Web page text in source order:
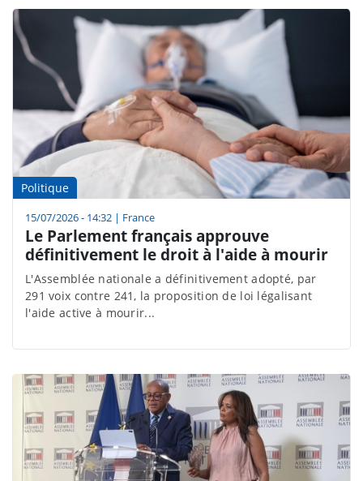
Politique
15/07/2026 - 14:32 | France
Le Parlement français approuve
définitivement le droit à l'aide à mourir
L'Assemblée nationale a définitivement adopté, par
291 voix contre 241, la proposition de loi légalisant
l'aide active à mourir...